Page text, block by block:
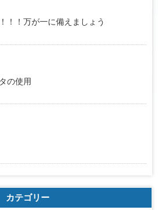
！！万が一に備えましょう
の使用
カテゴリー